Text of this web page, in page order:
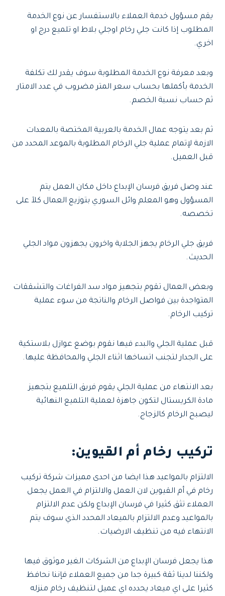
يقم مسؤول خدمة العملاء بالاستفسار عن نوع الخدمة
المطلوب إذا كانت جلي رخام اوجلي بلاط او تلميع درج او
اخري.
وبعد معرفة نوع الخدمة المطلوبة سوف يقدر لك تكلفة
الخدمة بأكملها بحساب سعر المتر مضروب في عدد الامتار
ثم حساب نسبة الخصم.
ثم بعد يتوجه عمال الخدمة بالعربية المختصة بالمعدات
الازمة لإتمام عملية جلي الرخام المطلوبة بالموعد المحدد من
قبل العميل.
عند وصل فريق فرسان الإبداع داخل مكان العمل يتم
المسؤول وهو المعلم وائل السوري بتوزيع العمال كلآ على
تخصصه.
فريق جلي الرخام يجهز الجلاية واخرون يجهزون مواد الجلي
الحديث.
وبعض العمال تقوم بتجهيز مواد سد الفراغات والتشققات
المتواجدة بين فواصل الرخام والناتجة من سوء عملية
تركيب الرخام.
قبل عملية الجلي والبدء فيها نقوم بوضع عوازل بلاستكية
على الجدار لتجنب اتساخها اثناء الجلي والمحافظة عليها.
بعد الانتهاء من عملية الجلي يقوم فريق التلميع بتجهيز
مادة الكريستال لتكون جاهزة لعملية التلميع النهائية
ليصبح الرخام كالزجاج.
تركيب رخام أم القيوين:
الالتزام بالمواعيد هذا ايضا من احدى مميزات شركة تركيب
رخام في أم القيوين لان العمل والالتزام في العمل يجعل
العملاء تثق كثيرا في فرسان الإبداع ولكن عدم الالتزام
بالمواعيد وعدم الالتزام بالميعاد المحدد الذي سوف يتم
الانتهاء فيه من تنظيف الارضيات.
هذا يجعل فرسان الإبداع من الشركات الغير موثوق فيها
ولكننا لدينا ثقة كبيرة جدا من جميع العملاء فإننا نحافظ
كثيرا على اي ميعاد يحدده اي عميل لتنظيف رخام منزله